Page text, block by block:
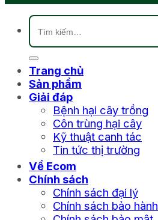
Tìm
kiếm:
Trang chủ
Sản phẩm
Giải đáp
Bệnh hại cây trồng
Côn trùng hại cây
Kỹ thuật canh tác
Tin tức thị trường
Về Ecom
Chính sách
Chính sách đại lý
Chính sách bảo hành